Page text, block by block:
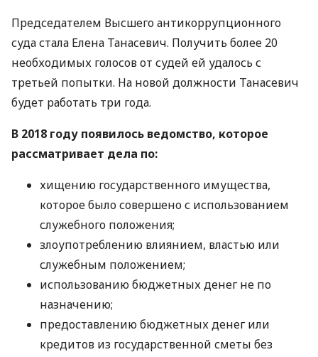
Председателем Высшего антикоррупционного
суда стала Елена Танасевич. Получить более 20
необходимых голосов от судей ей удалось с
третьей попытки. На новой должности Танасевич
будет работать три года.
В 2018 году появилось ведомство, которое
рассматривает дела по:
хищению государственного имущества,
которое было совершено с использованием
служебного положения;
злоупотреблению влиянием, властью или
служебным положением;
использованию бюджетных денег не по
назначению;
предоставлению бюджетных денег или
кредитов из государственной сметы без